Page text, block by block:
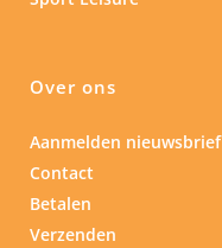
Over ons
Aanmelden nieuwsbrief
Contact
Betalen
Verzenden